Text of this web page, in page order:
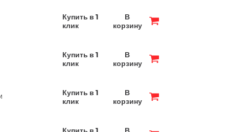
Купить в 1
клик
В
корзину
Купить в 1
клик
В
корзину
Купить в 1
клик
В
корзину
Купить в 1
В